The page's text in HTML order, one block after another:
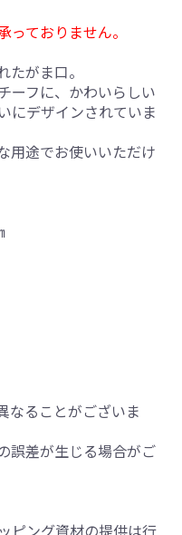
ておりません。
がま口。
ーフに、かわいらしい
にデザインされていま
用途でお使いいただけ
なることがございま
誤差が生じる場合がご